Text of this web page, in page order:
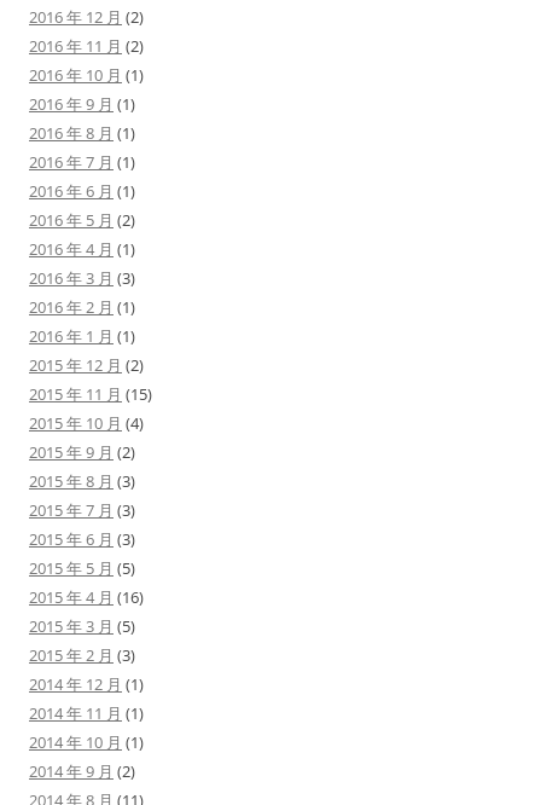
2016 年 12 月 (2)
2016 年 11 月 (2)
2016 年 10 月 (1)
2016 年 9 月 (1)
2016 年 8 月 (1)
2016 年 7 月 (1)
2016 年 6 月 (1)
2016 年 5 月 (2)
2016 年 4 月 (1)
2016 年 3 月 (3)
2016 年 2 月 (1)
2016 年 1 月 (1)
2015 年 12 月 (2)
2015 年 11 月 (15)
2015 年 10 月 (4)
2015 年 9 月 (2)
2015 年 8 月 (3)
2015 年 7 月 (3)
2015 年 6 月 (3)
2015 年 5 月 (5)
2015 年 4 月 (16)
2015 年 3 月 (5)
2015 年 2 月 (3)
2014 年 12 月 (1)
2014 年 11 月 (1)
2014 年 10 月 (1)
2014 年 9 月 (2)
2014 年 8 月 (11)